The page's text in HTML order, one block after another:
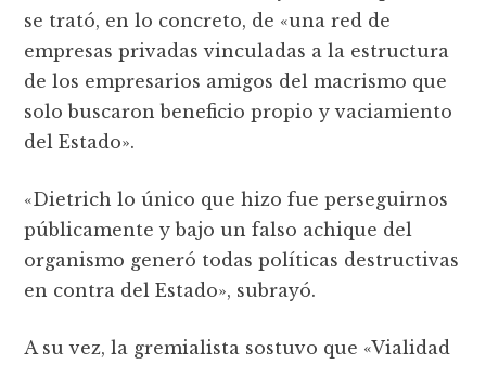
se trató, en lo concreto, de «una red de
empresas privadas vinculadas a la estructura
de los empresarios amigos del macrismo que
solo buscaron beneficio propio y vaciamiento
del Estado».
«Dietrich lo único que hizo fue perseguirnos
públicamente y bajo un falso achique del
organismo generó todas políticas destructivas
en contra del Estado», subrayó.
A su vez, la gremialista sostuvo que «Vialidad